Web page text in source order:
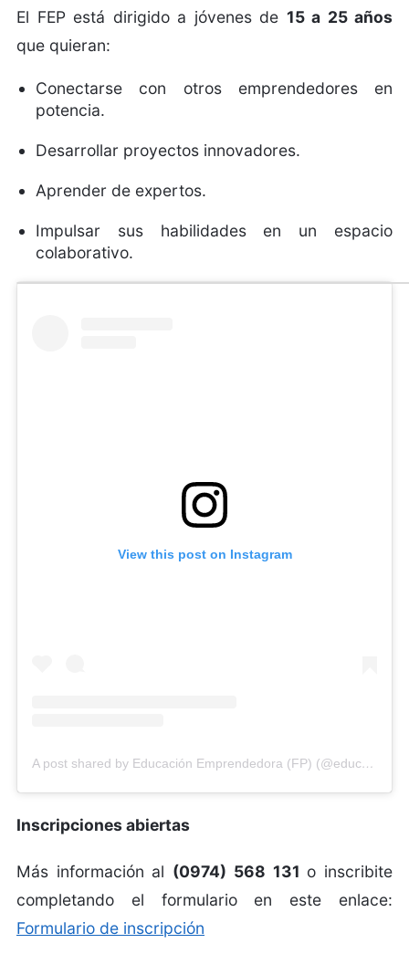
El FEP está dirigido a jóvenes de 15 a 25 años
que quieran:
Conectarse con otros emprendedores en
potencia.
Desarrollar proyectos innovadores.
Aprender de expertos.
Impulsar sus habilidades en un espacio
colaborativo.
View this post on Instagram
A post shared by Educación Emprendedora (FP) (@educacionemprendedorafp)
Inscripciones abiertas
Más información al (0974) 568 131 o inscribite
completando el formulario en este enlace:
Formulario de inscripción